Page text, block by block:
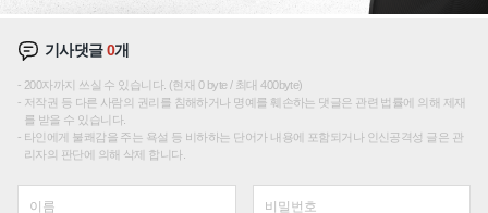
기사댓글0개
200자까지 쓰실 수 있습니다. (현재 0 byte / 최대 400byte)
저작권 등 다른 사람의 권리를 침해하거나 명예를 훼손하는 댓글은 관련 법률에 의해 제재
를 받을 수 있습니다.
타인에게 불쾌감을 주는 욕설 등 비하하는 단어가 내용에 포함되거나 인신공격성 글은 관
리자의 판단에 의해 삭제 합니다.